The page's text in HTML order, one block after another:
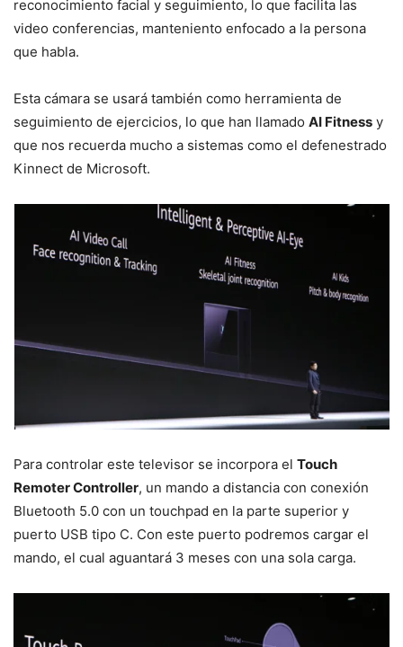
reconocimiento facial y seguimiento, lo que facilita las
video conferencias, manteniento enfocado a la persona
que habla.
Esta cámara se usará también como herramienta de
seguimiento de ejercicios, lo que han llamado AI Fitness y
que nos recuerda mucho a sistemas como el defenestrado
Kinnect de Microsoft.
Para controlar este televisor se incorpora el Touch
Remoter Controller, un mando a distancia con conexión
Bluetooth 5.0 con un touchpad en la parte superior y
puerto USB tipo C. Con este puerto podremos cargar el
mando, el cual aguantará 3 meses con una sola carga.